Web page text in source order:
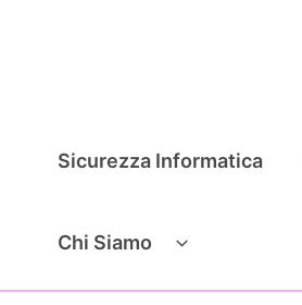
Sicurezza Informatica
Chi Siamo